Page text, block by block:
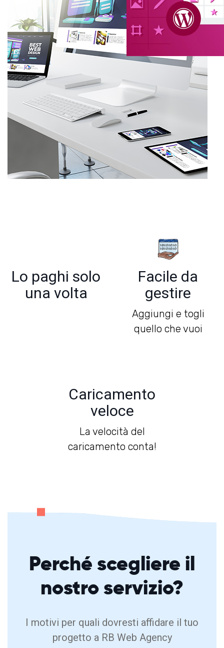
Lo paghi solo
una volta
Facile da
gestire
Aggiungi e togli
quello che vuoi
Caricamento
veloce
La velocità del
caricamento conta!
Perchéscegliere il
nostro servizio?
I motivi per quali dovresti affidare il tuo
progetto a RB Web Agency